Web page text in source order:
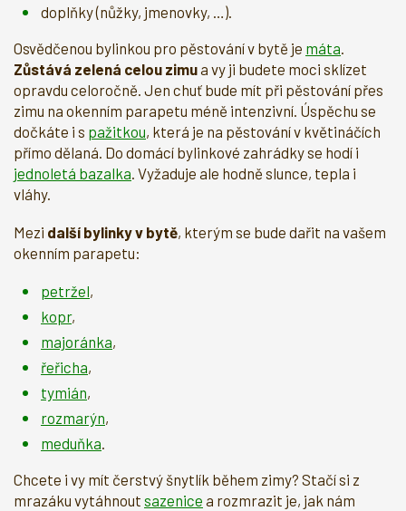
doplňky (nůžky, jmenovky, …).
Osvědčenou bylinkou pro pěstování v bytě je máta.
Zůstává zelená celou zimua vy ji budete moci sklízet
opravdu celoročně. Jen chuť bude mít při pěstování přes
zimu na okenním parapetu méně intenzivní. Úspěchu se
dočkáte i s pažitkou, která je na pěstování v květináčích
přímo dělaná. Do domácí bylinkové zahrádky se hodí i
jednoletá bazalka. Vyžaduje ale hodně slunce, tepla i
vláhy.
Mezi další bylinky v bytě, kterým se bude dařit na vašem
okenním parapetu:
petržel,
kopr,
majoránka,
řeřicha,
tymián,
rozmarýn,
meduňka.
Chcete i vy mít čerstvý šnytlík během zimy? Stačí si z
mrazáku vytáhnout sazenice a rozmrazit je, jak nám